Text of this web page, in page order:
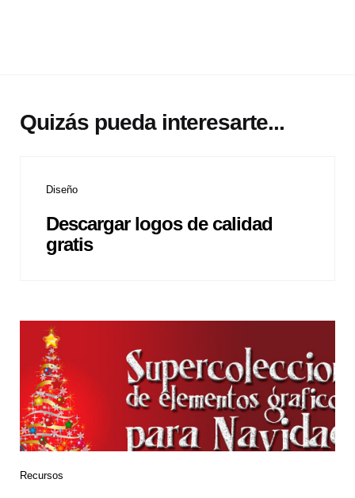
Quizás pueda interesarte...
Diseño
Descargar logos de calidad
gratis
Recursos